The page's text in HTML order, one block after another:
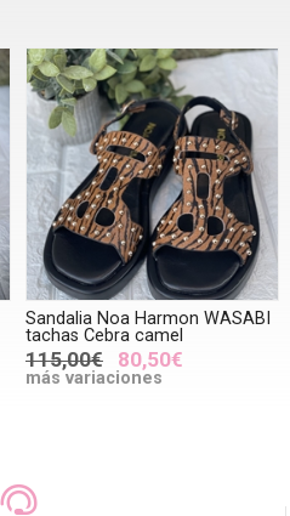
Sandalia Noa Harmon WASABI
tachas Cebra camel
115,00€ 80,50€
más variaciones